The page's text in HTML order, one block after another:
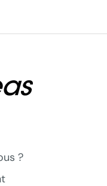
?